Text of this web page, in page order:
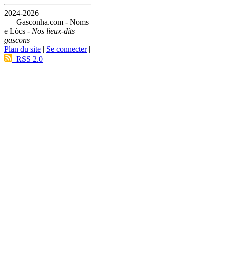
2024-2026
— Gasconha.com - Noms
e Lòcs - Nos lieux-dits
gascons
Plan du site | Se connecter|
RSS 2.0